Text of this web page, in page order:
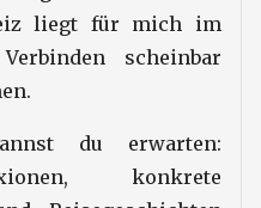
liegt für mich im
scheinbar
du erwarten:
konkrete